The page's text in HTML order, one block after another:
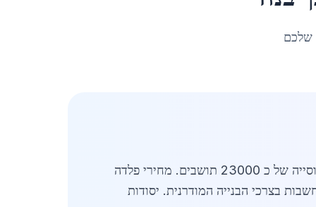
שלכם
מעודכן לאפריל 2026. סקירה מקיפה של שוק יסודות פלדה בגן יבנה מציגה ביקוש גובר באזור המרכז עם אוכלוסייה של כ 23000 תושבים. מחירי פלדה
התחשבות בצרכי הבנייה המודרנית. יסודות